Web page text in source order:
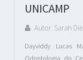
UNICAMP
Autor: Sarah
Dayviddy Lucas
Odontologia do